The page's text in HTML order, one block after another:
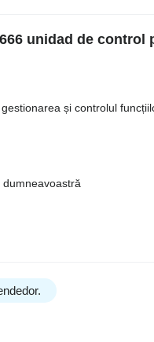
unidad de control
și controlul